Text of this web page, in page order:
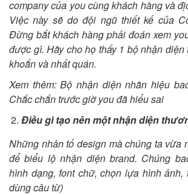
company của you cùng khách hàng và
Việc này sẽ do đội ngũ thiết kế của
Đừng bắt khách hàng phải đoán xem
được gì. Hãy cho họ thấy 1 bộ nhận
khoắn và nhất quán.
Xem thêm: Bộ nhận diện nhãn hiệu
Chắc chắn trước giờ you đã hiểu sai
Điều gì tạo nên một nhận diện
Những nhân tố design mà chúng ta vừa
để biểu lộ nhận diện brand. Chúng
hình dạng, font chữ, chọn lựa hình ảnh,
dùng câu từ)